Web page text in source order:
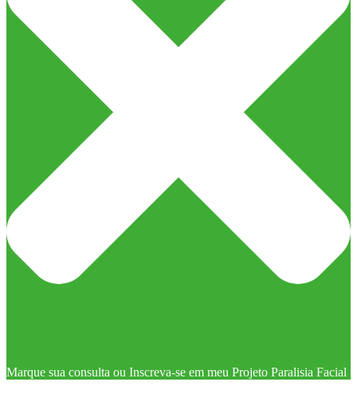
Marque sua consulta ou Inscreva-se em meu Projeto Paralisia Facial